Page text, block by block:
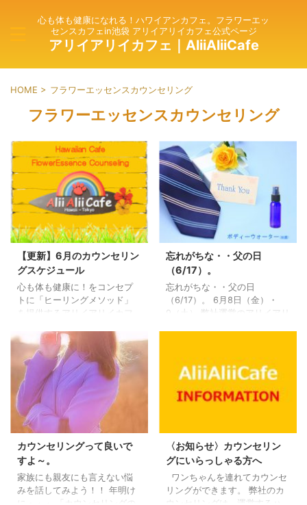
心も体も健康になれる！ハワイアンカフェ。フラワーエッ
センスカフェin池袋 アリイアリイカフェ公式ページ
アリイアリイカフェ｜AliiAliiCafe
HOME > フラワーエッセンスカウンセリング
フラワーエッセンスカウンセリング
【更新】6月のカウンセリン
グスケジュール
心も体も健康に！をコンセプ
トに「ヒーリングメソッド」
を提供するアリイアリイカフ
ルサポートセンター（東京都
豊島区東池袋1-35-8、代表：
上西純子）】は、各サービス
の6月のスケジュールを更新し
ました。 毎日更新しておりま
すが、お電話でのご予約を反
映するまでに少しタイムラグ
があります。お急ぎの方はこ
ちらのご予約ダイアル（03-
6914-2708）からご予約くだ
さい。
忘れがちな・・父の日
（6/17）。
忘れがちな・・父の日
（6/17）。 6月8日（金）・
9（土） 弊社運営のアリイアリ
も 作家さんが実際に来て、行
います。 また、数秘術占い、
メディカルアロマおつくり会
もあります。 キャリアカウン
お気軽にどうぞ。 さてさて、
すごく忘れがちなのが・・父
んですが 父の日は何だかちょ
っと忘れが ...
カウンセリングって良いで
すよ～。
家族にも親友にも言えない悩
みを話してみよう！！ 年明け
〈お知らせ〉カウンセリン
グにいらっしゃる方へ
ワンちゃんを連れてカウンセ
リングができます。 弊社のカ